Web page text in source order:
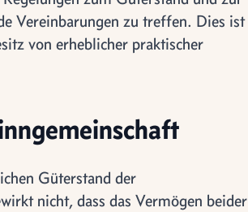
Vereinbarungen zu treffen. Dies ist
von erheblicher praktischer
Güterstand der
nicht, dass das Vermögen beider